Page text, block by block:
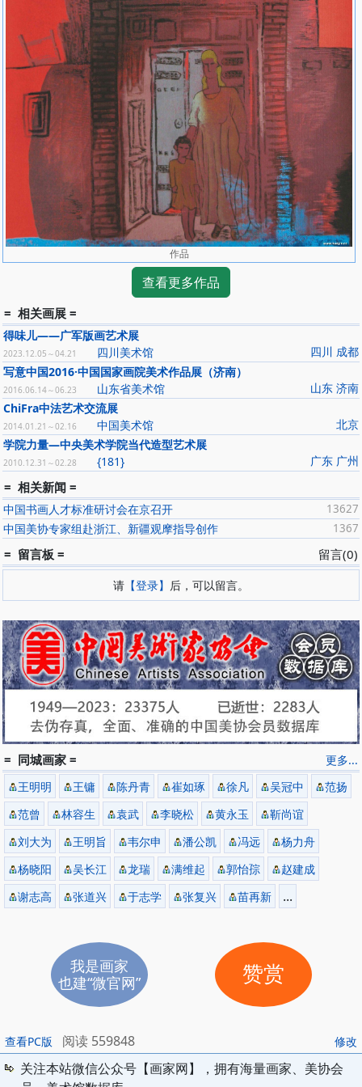
作品
查看更多作品
= 相关画展 =
得味儿——广军版画艺术展
四川 成都
2023.12.05～04.21
四川美术馆
写意中国2016·中国国家画院美术作品展（济南）
山东 济南
2016.06.14～06.23
山东省美术馆
ChiFra中法艺术交流展
北京
2014.01.21～02.16
中国美术馆
学院力量—中央美术学院当代造型艺术展
广东 广州
2010.12.31～02.28 {181}
= 相关新闻 =
13627
中国书画人才标准研讨会在京召开
1367
中国美协专家组赴浙江、新疆观摩指导创作
留言(0)
= 留言板 =
请 【登录】 后，可以留言。
更多...
= 同城画家 =
王明明 王镛 陈丹青 崔如琢 徐凡 吴冠中
范扬
范曾
林容生 袁武 李晓松 黄永玉
靳尚谊
刘大为
王明旨 韦尔申 潘公凯 冯远
杨力舟
杨晓阳
吴长江 龙瑞 满维起 郭怡孮
赵建成
谢志高
张道兴 于志学 张复兴 苗再新 ...
我是画家
也建“微官网”
赞赏
修改
查看PC版
阅读 559848
关注本站微信公众号【画家网】，拥有海量画家、美协会